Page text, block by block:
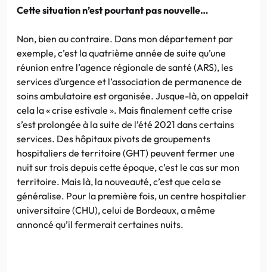
Cette situation n’est pourtant pas nouvelle…
Non, bien au contraire. Dans mon département par
exemple, c’est la quatrième année de suite qu’une
réunion entre l’agence régionale de santé (ARS), les
services d’urgence et l’association de permanence de
soins ambulatoire est organisée. Jusque-là, on appelait
cela la « crise estivale ». Mais finalement cette crise
s’est prolongée à la suite de l’été 2021 dans certains
services. Des hôpitaux pivots de groupements
hospitaliers de territoire (GHT) peuvent fermer une
nuit sur trois depuis cette époque, c’est le cas sur mon
territoire. Mais là, la nouveauté, c’est que cela se
généralise. Pour la première fois, un centre hospitalier
universitaire (CHU), celui de Bordeaux, a même
annoncé qu’il fermerait certaines nuits.